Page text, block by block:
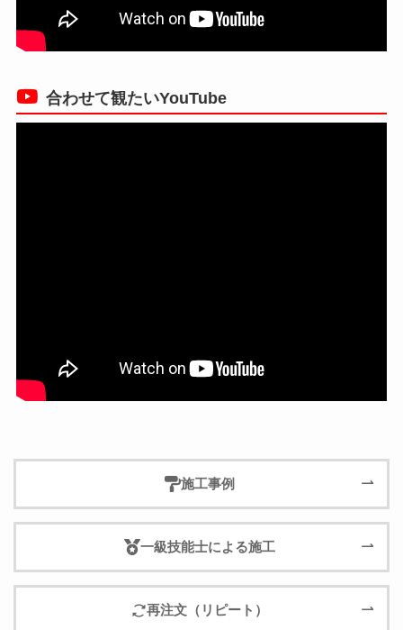
合わせて観たいYouTube
施工事例
一級技能士による施工
再注文（リピート）